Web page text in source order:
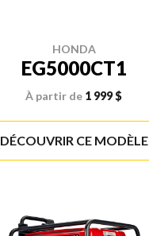
HONDA
EG5000CT1
À partir de 1 999 $
DÉCOUVRIR CE MODÈLE